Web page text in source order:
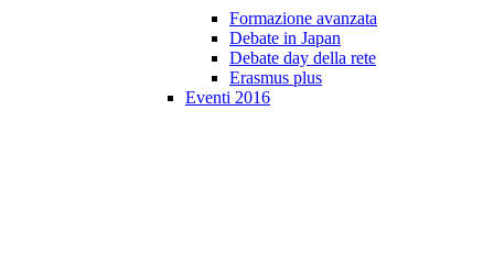
Formazione avanzata
Debate in Japan
Debate day della rete
Erasmus plus
Eventi 2016